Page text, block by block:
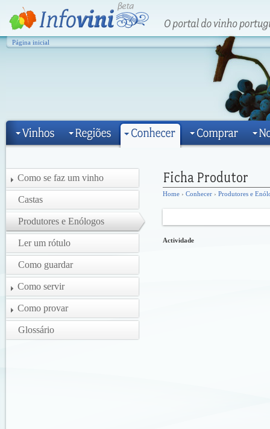
Página inicial
Como se faz um vinho
Castas
Produtores e Enólogos
Ler um rótulo
Como guardar
Como servir
Como provar
Glossário
Home › Conhecer › Produtores e
Actividade